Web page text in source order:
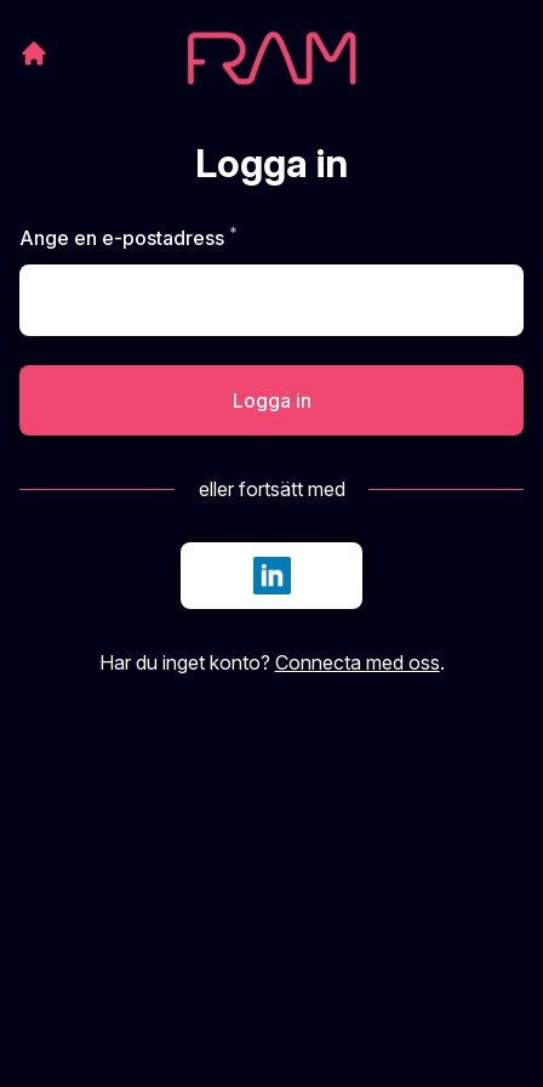
Logga in
Ange en e-postadress *
Logga in
eller fortsätt med
Logga in med LinkedIn
Har du inget konto? Connecta med oss.